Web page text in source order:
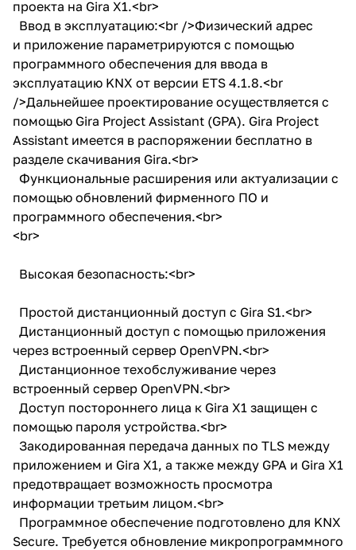
проекта на Gira X1.<br>
Ввод в эксплуатацию:<br />Физический адрес
и приложение параметрируются с помощью
программного обеспечения для ввода в
эксплуатацию KNX от версии ETS 4.1.8.<br
/>Дальнейшее проектирование осуществляется с
помощью Gira Project Assistant (GPA). Gira Project
Assistant имеется в распоряжении бесплатно в
разделе скачивания Gira.<br>
Функциональные расширения или актуализации с
помощью обновлений фирменного ПО и
программного обеспечения.<br>
<br>
Высокая безопасность:<br>
Простой дистанционный доступ с Gira S1.<br>
Дистанционный доступ с помощью приложения
через встроенный сервер OpenVPN.<br>
Дистанционное техобслуживание через
встроенный сервер OpenVPN.<br>
Доступ постороннего лица к Gira X1 защищен с
помощью пароля устройства.<br>
Закодированная передача данных по TLS между
приложением и Gira X1, а также между GPA и Gira X1
предотвращает возможность просмотра
информации третьим лицом.<br>
Программное обеспечение подготовлено для KNX
Secure. Требуется обновление микропрограммного